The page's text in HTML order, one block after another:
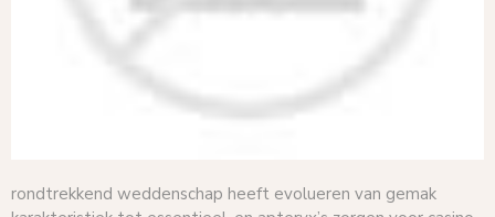
rondtrekkend weddenschap heeft evolueren van gemak